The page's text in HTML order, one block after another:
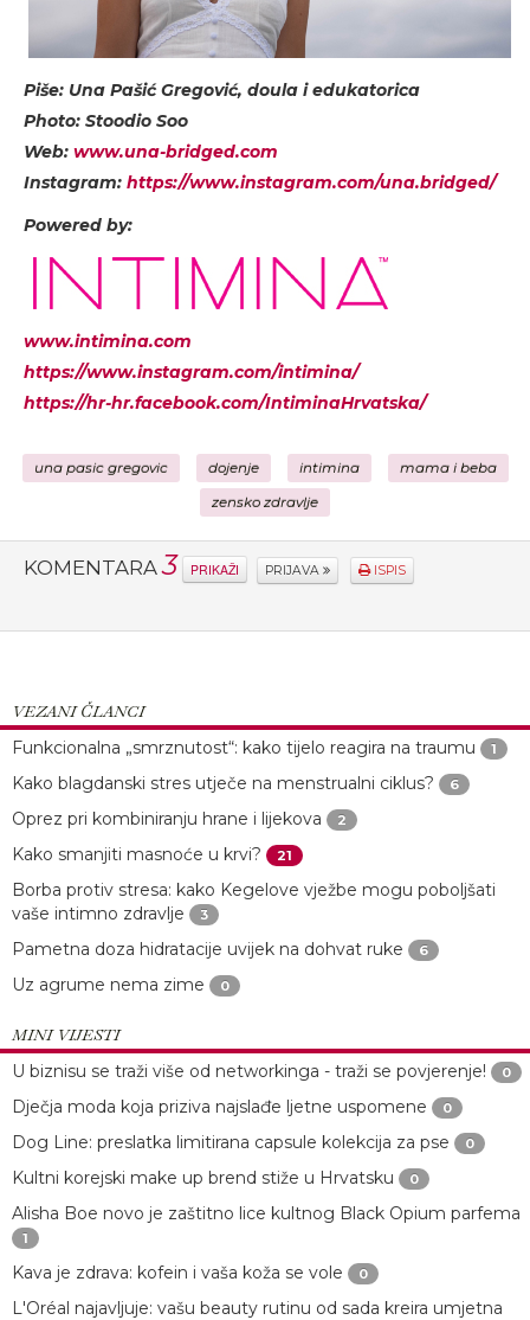
Piše: Una Pašić Gregović, doula i edukatorica
Photo: Stoodio Soo
Web: www.una-bridged.com
Instagram: https://www.instagram.com/una.bridged/
Powered by:
www.intimina.com
https://www.instagram.com/intimina/
https://hr-hr.facebook.com/IntiminaHrvatska/
una pasic gregovic dojenje intimina mama i beba
zensko zdravlje
KOMENTARA3 PRIKAŽI PRIJAVA ISPIS
VEZANI ČLANCI
Funkcionalna „smrznutost“: kako tijelo reagira na traumu
1
Kako blagdanski stres utječe na menstrualni ciklus? 6
Oprez pri kombiniranju hrane i lijekova 2
Kako smanjiti masnoće u krvi? 21
Borba protiv stresa: kako Kegelove vježbe mogu poboljšati
vaše intimno zdravlje
3
Pametna doza hidratacije uvijek na dohvat ruke 6
Uz agrume nema zime 0
MINI VIJESTI
U biznisu se traži više od networkinga - traži se povjerenje!
0
Dječja moda koja priziva najslađe ljetne uspomene 0
Dog Line: preslatka limitirana capsule kolekcija za pse 0
Kultni korejski make up brend stiže u Hrvatsku 0
Alisha Boe novo je zaštitno lice kultnog Black Opium parfema
1
Kava je zdrava: kofein i vaša koža se vole 0
L'Oréal najavljuje: vašu beauty rutinu od sada kreira umjetna